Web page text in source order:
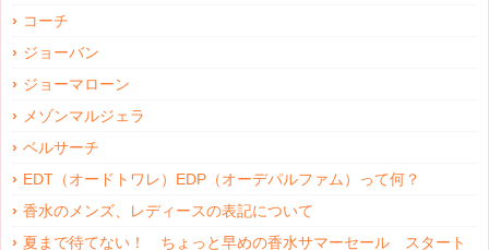
コーチ
ジョーバン
ジョーマローン
メゾンマルジェラ
ベルサーチ
EDT（オードトワレ）EDP（オーデパルファム）って何？
香水のメンズ、レディースの表記について
夏まで待てない！ ちょっと早めの香水サマーセール スタート